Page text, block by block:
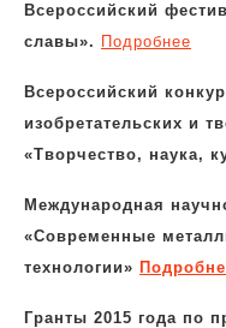
Всероссийский
славы». Подробнее
Всероссийский
изобретательских и
«Творчество, наука,
Международная
«Современные
технологии»
Гранты 2015 года по